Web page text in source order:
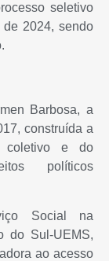
seletivo
2024, sendo
Barbosa, a
construída a
coletivo e do
políticos
Social na
do Sul-UEMS,
ao acesso